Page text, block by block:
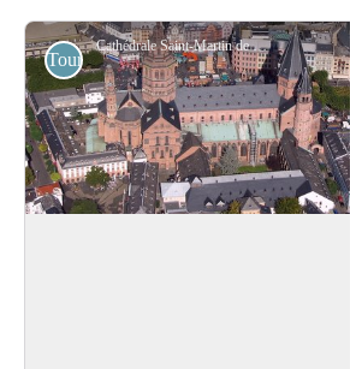
Cathédrale Saint-Martin de Mainz - Wikimedia Commons Wolfgang Pehlemann
Touristisch